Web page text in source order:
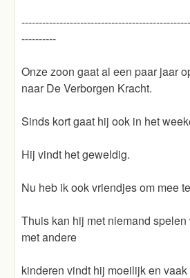
----------
Onze zoon gaat al een paar jaar
naar De Verborgen Kracht.
Sinds kort gaat hij ook in het
Hij vindt het geweldig.
Nu heb ik ook vriendjes om mee
Thuis kan hij met niemand
met andere
kinderen vindt hij moeilijk en